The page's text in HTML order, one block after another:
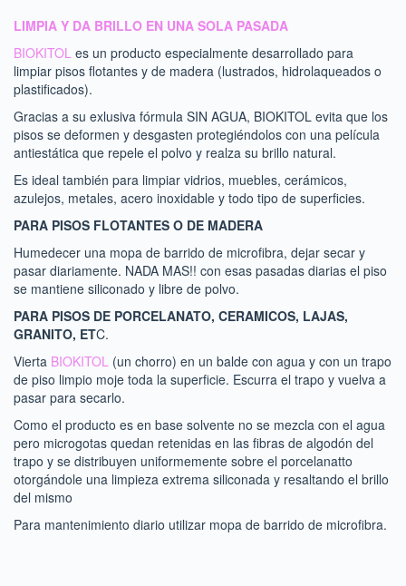
LIMPIA Y DA BRILLO EN UNA SOLA PASADA
BIOKITOL es un producto especialmente desarrollado para
limpiar pisos flotantes y de madera (lustrados, hidrolaqueados o
plastificados).
Gracias a su exlusiva fórmula SIN AGUA, BIOKITOL evita que los
pisos se deformen y desgasten protegiéndolos con una película
antiestática que repele el polvo y realza su brillo natural.
Es ideal también para limpiar vidrios, muebles, cerámicos,
azulejos, metales, acero inoxidable y todo tipo de superficies.
PARA PISOS FLOTANTES O DE MADERA
Humedecer una mopa de barrido de microfibra, dejar secar y
pasar diariamente. NADA MAS!! con esas pasadas diarias el piso
se mantiene siliconado y libre de polvo.
PARA PISOS DE PORCELANATO, CERAMICOS, LAJAS,
GRANITO, ETC.
Vierta BIOKITOL (un chorro) en un balde con agua y con un trapo
de piso limpio moje toda la superficie. Escurra el trapo y vuelva a
pasar para secarlo.
Como el producto es en base solvente no se mezcla con el agua
pero microgotas quedan retenidas en las fibras de algodón del
trapo y se distribuyen uniformemente sobre el porcelanatto
otorgándole una limpieza extrema siliconada y resaltando el brillo
del mismo
Para mantenimiento diario utilizar mopa de barrido de microfibra.